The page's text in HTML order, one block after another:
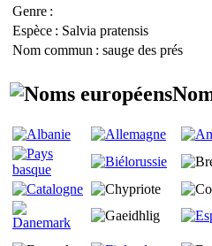
Genre :
Espèce : Salvia pratensis
Nom commun : sauge des prés